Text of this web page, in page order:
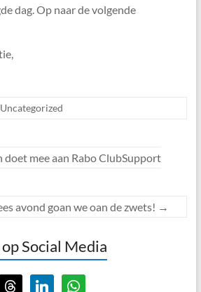
dag. Op naar de volgende
Uncategorized
doet mee aan Rabo ClubSupport
avond goan we oan de zwets! →
Social Media
threads linkedinwhatsapp